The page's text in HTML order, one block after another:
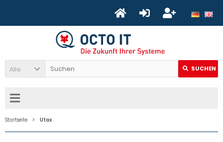
Alle SUCHEN
Startseite Utax